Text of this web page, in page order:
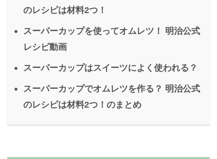
のレシピは材料2つ！
スーパーカップを使ってオムレツ！ 明治公式
レシピ動画
スーパーカップはスイーツによく使われる？
スーパーカップでオムレツを作る？ 明治公式
のレシピは材料2つ！のまとめ